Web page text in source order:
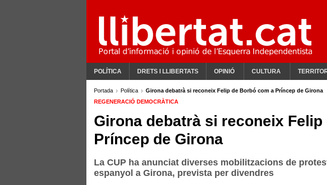
POLÍTICA DRETS I LLIBERTATS OPINIÓ CULTURA
Portada Política
Girona debatrà si reconeix Felip de Borbó com a Príncep de Girona
REGENERACIÓ DEMOCRÀTICA
Girona debatrà si reconeix
Príncep de Girona
La CUP ha anunciat diverses mobilitzacions de
espanyol a Girona, prevista per divendres